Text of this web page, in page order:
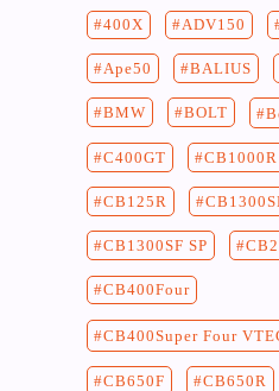
400X ADV150
Ape50 BALIUS
BMW BOLT
C400GT CB1000R
CB125R
CB1300SF SP
CB400Four
CB400Super Four
CB650F CB650R